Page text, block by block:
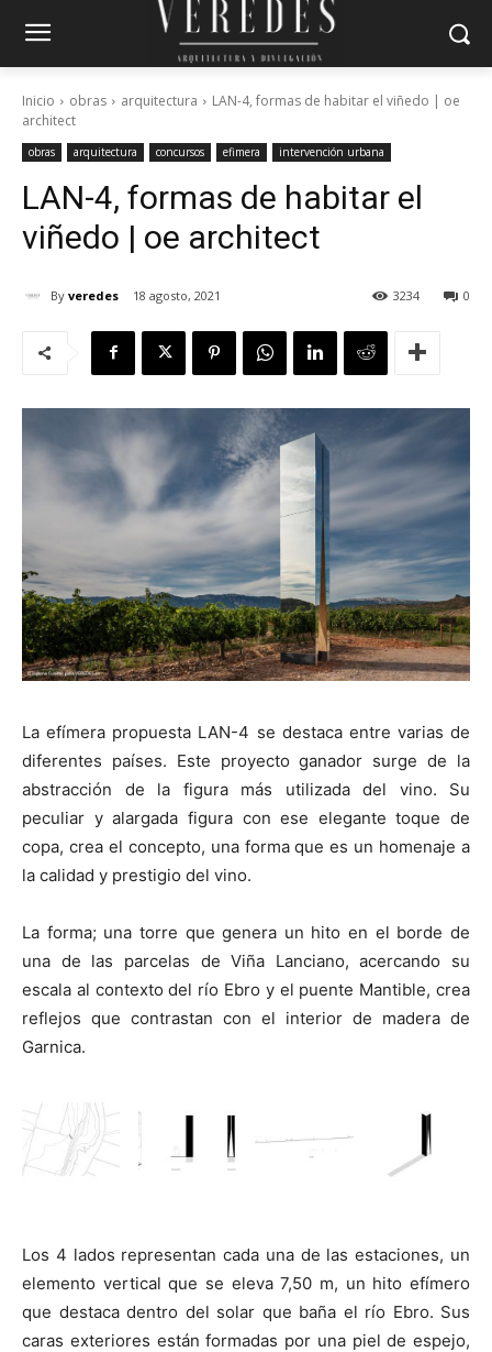
Inicio obras arquitectura
LAN-4, formas de habitar el viñedo | oe
architect
obras arquitectura concursos efimera intervención urbana
LAN-4, formas de habitar el
viñedo | oe architect
By veredes 18 agosto, 2021 0
3234
La efímera propuesta LAN-4 se destaca entre varias de
diferentes países. Este proyecto ganador surge de la
abstracción de la figura más utilizada del vino. Su
peculiar y alargada figura con ese elegante toque de
copa, crea el concepto, una forma que es un homenaje a
la calidad y prestigio del vino.
La forma; una torre que genera un hito en el borde de
una de las parcelas de Viña Lanciano, acercando su
escala al contexto del río Ebro y el puente Mantible, crea
reflejos que contrastan con el interior de madera de
Garnica.
Los 4 lados representan cada una de las estaciones, un
elemento vertical que se eleva 7,50 m, un hito efímero
que destaca dentro del solar que baña el río Ebro. Sus
caras exteriores están formadas por una piel de espejo,